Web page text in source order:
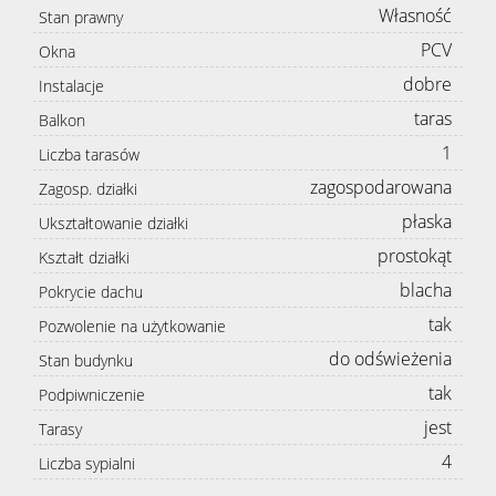
Stan prawny Własność
Okna PCV
Instalacje dobre
Balkon taras
Liczba tarasów 1
Zagosp. działki zagospodarowana
Ukształtowanie działki płaska
Kształt działki prostokąt
Pokrycie dachu blacha
Pozwolenie na użytkowanie tak
Stan budynku do odświeżenia
Podpiwniczenie tak
Tarasy jest
Liczba sypialni 4